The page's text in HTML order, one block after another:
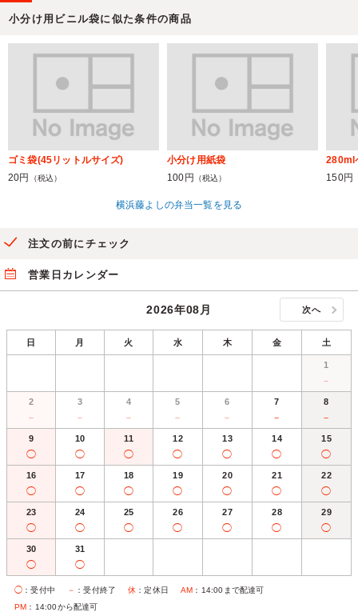
小分け用ビニル袋に似た条件の商品
ゴミ袋(45リットルサイズ)
20円
（税込）
小分け用紙袋
100円 （税込）
280ml
150円
横浜藤よしの弁当一覧を見る
注文の前にチェック
営業日カレンダー
2026年08月 次へ
日 月 火 水 木 金 土
1
－
2
－
3
－
4
－
5
－
6
－
7
－
8
－
9
◯
10
◯
11
◯
12
◯
13
◯
14
◯
15
◯
16
◯
17
◯
18
◯
19
◯
20
◯
21
◯
22
◯
23
◯
24
◯
25
◯
26
◯
27
◯
28
◯
29
◯
30
◯
31
◯
◯ ：受付中 － ：受付終了 休 ：定休日 AM ：14:00まで配達可
PM ：14:00から配達可